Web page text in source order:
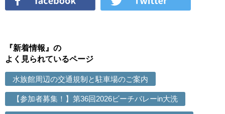
『新着情報』の
よく見られているページ
水族館周辺の交通規制と駐車場のご案内
【参加者募集！】第36回2026ビーチバレーin大洗